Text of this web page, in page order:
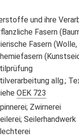
und ihre
Fasern
Fasern (Wolle,
allg.;
OEK 723
Zwirnerei
Seilerhandwerk